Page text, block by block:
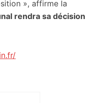
», affirme la
rendra sa décision